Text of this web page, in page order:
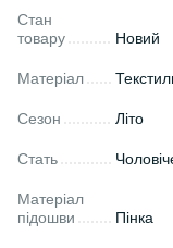
Стан
товару
Новий
Матеріал
Сезон Літо
Стать
Матеріал
підошви
Пінка